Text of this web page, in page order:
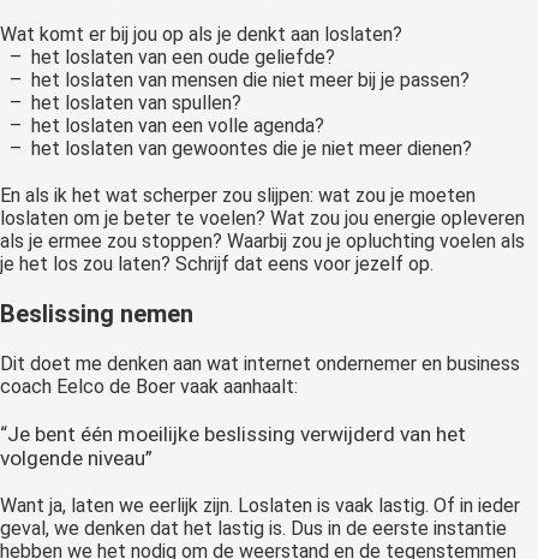
Wat komt er bij jou op als je denkt aan loslaten?
– het loslaten van een oude geliefde?
– het loslaten van mensen die niet meer bij je passen?
– het loslaten van spullen?
– het loslaten van een volle agenda?
– het loslaten van gewoontes die je niet meer dienen?
En als ik het wat scherper zou slijpen: wat zou je moeten
loslaten om je beter te voelen? Wat zou jou energie opleveren
als je ermee zou stoppen? Waarbij zou je opluchting voelen als
je het los zou laten? Schrijf dat eens voor jezelf op.
Beslissing nemen
Dit doet me denken aan wat internet ondernemer en business
coach Eelco de Boer vaak aanhaalt:
“Je bent één moeilijke beslissing verwijderd van het
volgende niveau”
Want ja, laten we eerlijk zijn. Loslaten is vaak lastig. Of in ieder
geval, we denken dat het lastig is. Dus in de eerste instantie
hebben we het nodig om de weerstand en de tegenstemmen